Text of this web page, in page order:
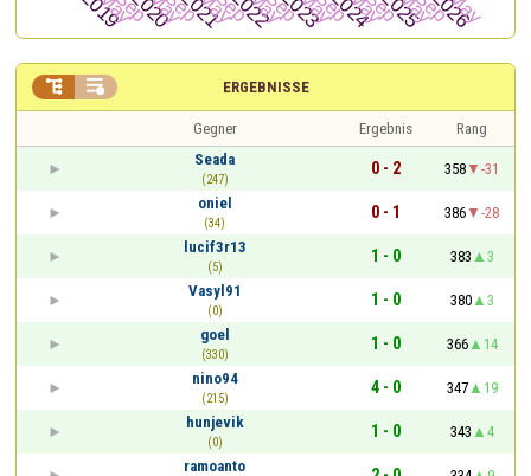
ERGEBNISSE
 
Gegner Ergebnis
Rang
Seada
(247)
0 - 2 358
-31
oniel
(34)
0 - 1 386
-28
lucif3r13
(5)
1 - 0 383
3
Vasyl91
(0)
1 - 0 380
3
goel
(330)
1 - 0 366
14
nino94
(215)
4 - 0 347
19
hunjevik
(0)
1 - 0 343
4
ramoanto